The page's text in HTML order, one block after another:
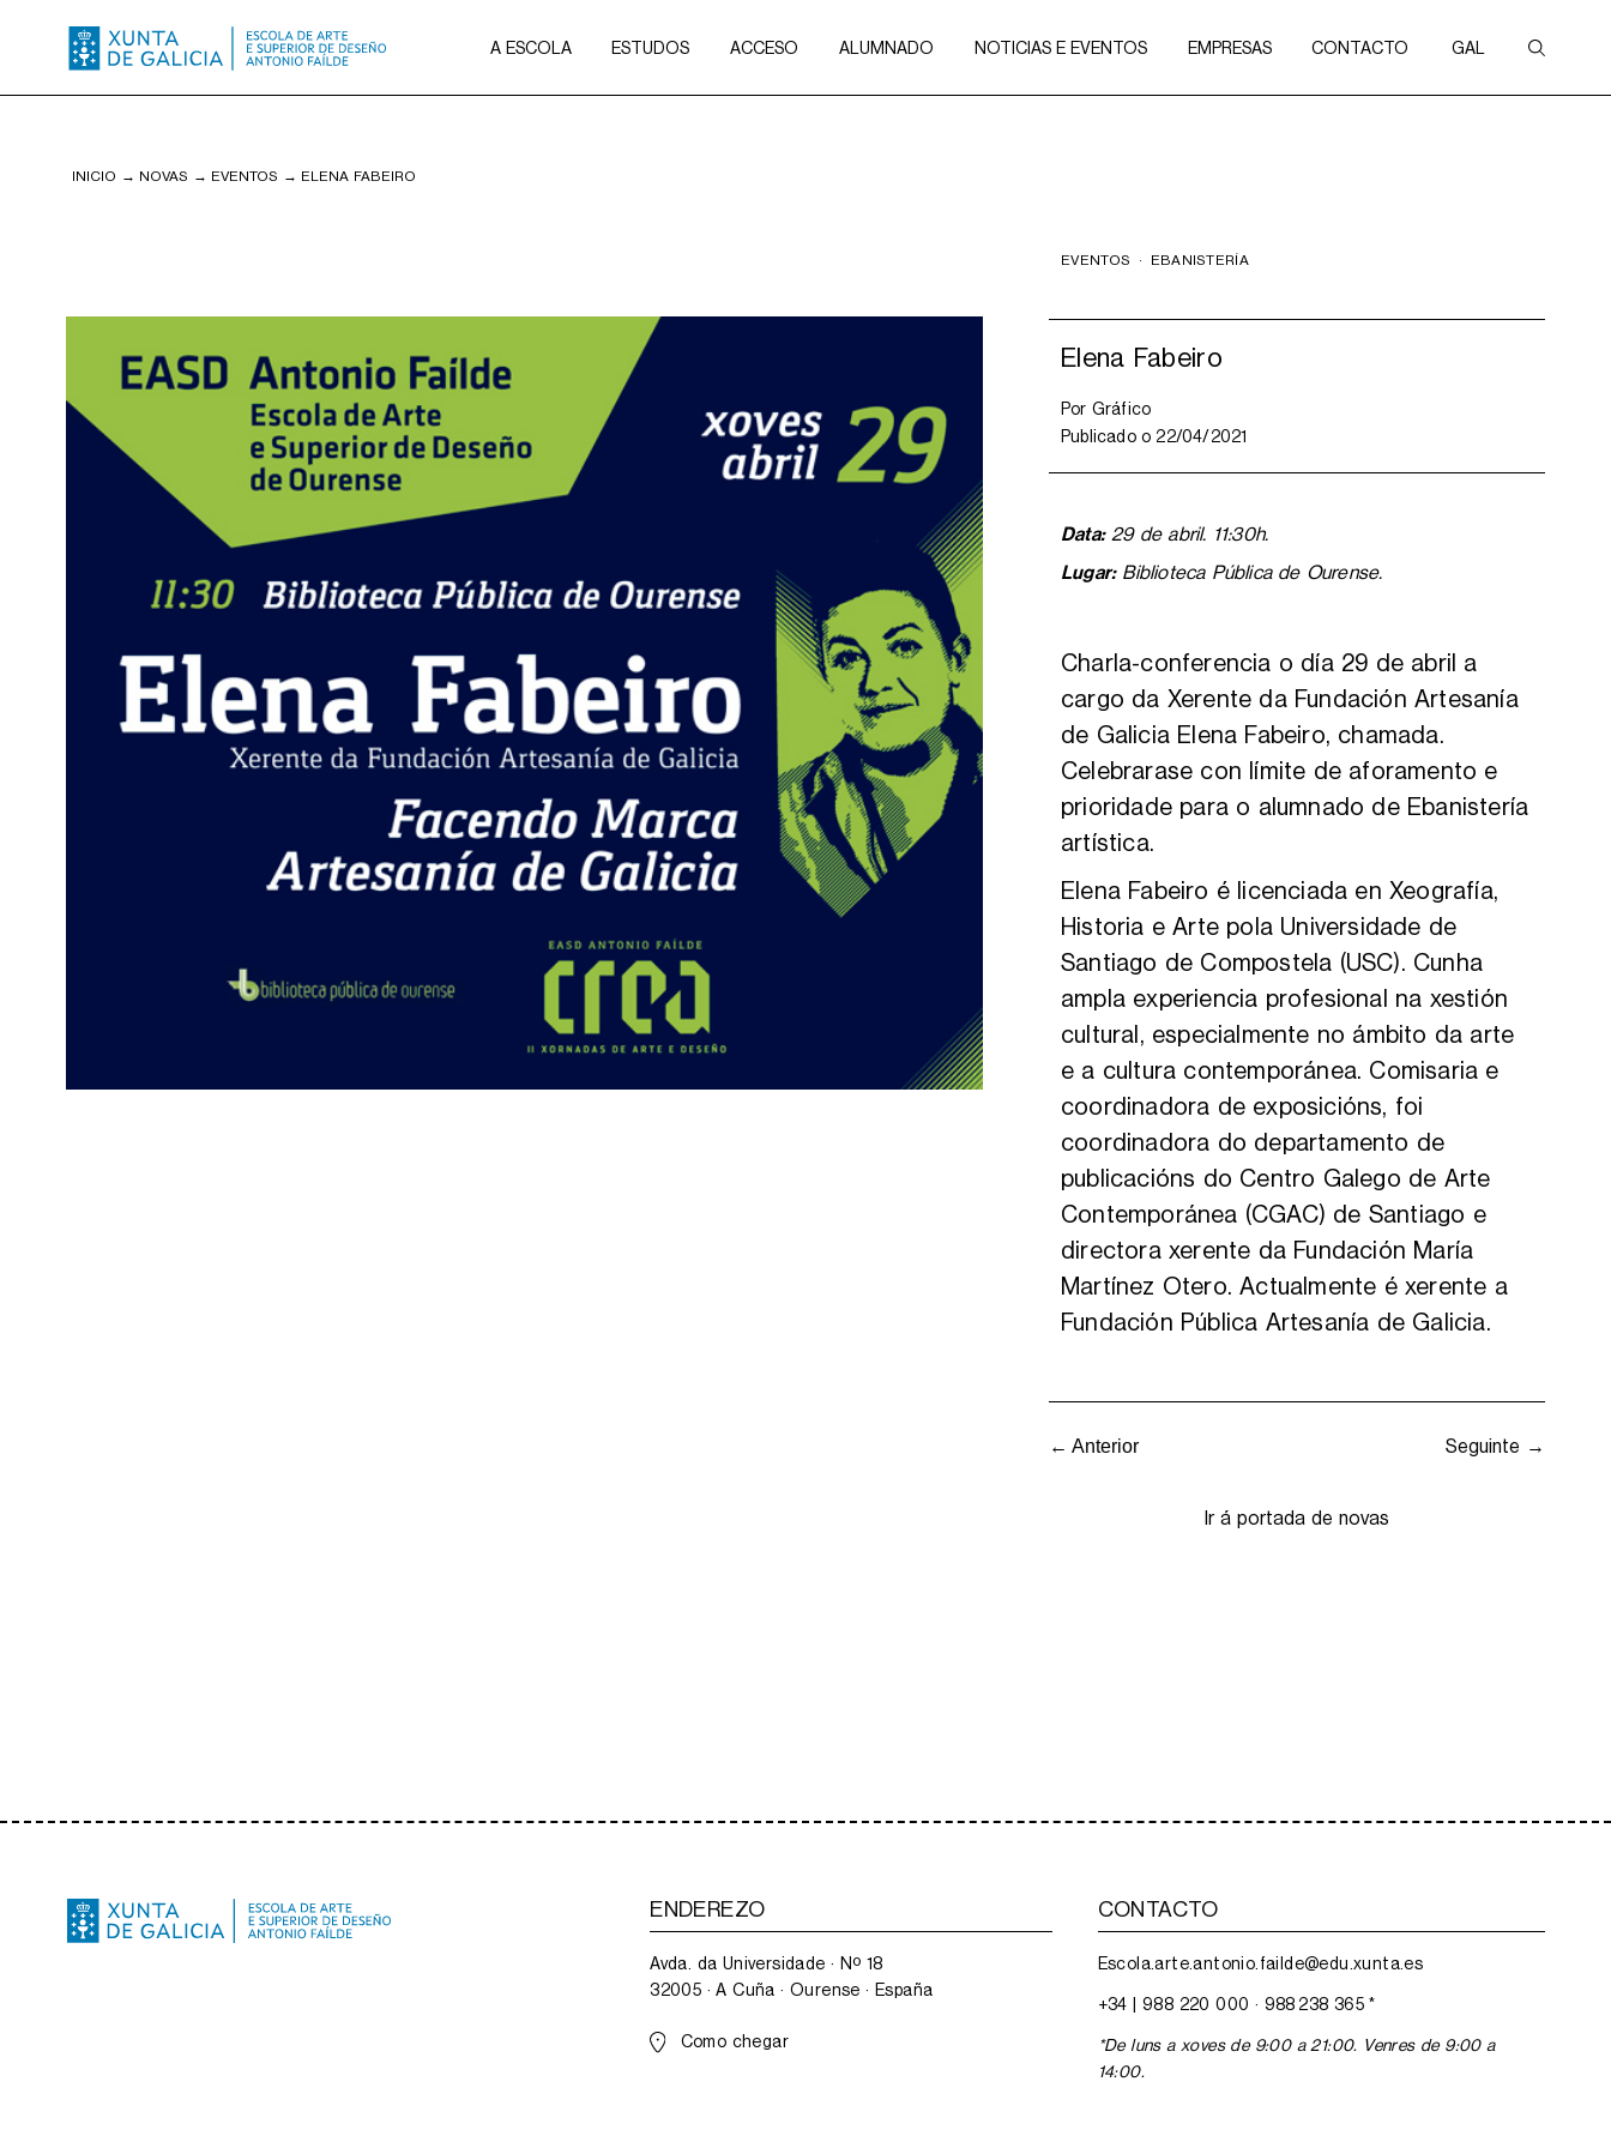
A ESCOLA ESTUDOS ACCESO ALUMNADO NOTICIAS E EVENTOS EMPRESAS CONTACTO GAL
INICIO → NOVAS → EVENTOS → ELENA FABEIRO
EVENTOS · EBANISTERÍA
Elena Fabeiro
Por Gráfico
Publicado o 22/04/2021
Data:29 de abril. 11:30h.
Lugar:Biblioteca Pública de Ourense.
Charla-conferencia o día 29 de abril a
cargo da Xerente da Fundación Artesanía
de Galicia Elena Fabeiro, chamada.
Celebrarase con límite de aforamento e
prioridade para o alumnado de Ebanistería
artística.
Elena Fabeiro é licenciada en Xeografía,
Historia e Arte pola Universidade de
Santiago de Compostela (USC). Cunha
ampla experiencia profesional na xestión
cultural, especialmente no ámbito da arte
e a cultura contemporánea. Comisaria e
coordinadora de exposicións, foi
coordinadora do departamento de
publicacións do Centro Galego de Arte
Contemporánea (CGAC) de Santiago e
directora xerente da Fundación María
Martínez Otero. Actualmente é xerente a
Fundación Pública Artesanía de Galicia.
← Anterior Seguinte →
Ir á portada de novas
ENDEREZO
Avda. da Universidade · Nº 18
32005 · A Cuña · Ourense · España
Como chegar
CONTACTO
Escola.arte.antonio.failde@edu.xunta.es
+34 | 988 220 000 · 988 238 365 *
*De luns a xoves de 9:00 a 21:00. Venres de 9:00 a
14:00.